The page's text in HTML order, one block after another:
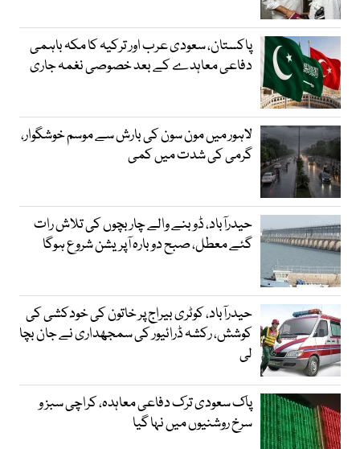
پاکستان، سعودی عرب اور ترکیہ کا مکہ باہمی
دفاعی معاہدے کے بعد خصوصی نغمہ جاری
لاہور میں مون سون کی بارش سے موسم خوشگوار،
گرمی کی شدت میں کمی
حیدرآباد، ڈوبنے والے چار بچوں کی تلاش رات
گئے معطل، صبح دوبارہ آپریشن شروع ہوگا
حیدرآباد، کوٹری بیراج پر خاتون کی خودکشی کی
کوشش، رکشہ ڈرائیور کی سمجھداری نے جان بچا
لی
پاک سعودی ترک دفاعی معاہدہ، کراچی سبز و
سرخ روشنیوں میں نہا گیا